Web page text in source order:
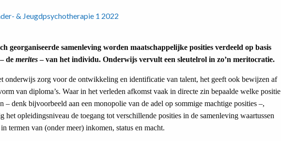
& Jeugdpsychotherapie 1 2022
georganiseerde samenleving worden maatschappelijke posities verdeeld op basis
demerites– van het individu. Onderwijs vervult een sleutelrol in zo’n meritocratie.
onderwijs zorg voor de ontwikkeling en identificatie van talent, het geeft ook bewijzen af
van diploma’s. Waar in het verleden afkomst vaak in directe zin bepaalde welke positie
– denk bijvoorbeeld aan een monopolie van de adel op sommige machtige posities –,
het opleidingsniveau de toegang tot verschillende posities in de samenleving waartussen
termen van (onder meer) inkomen, status en macht.